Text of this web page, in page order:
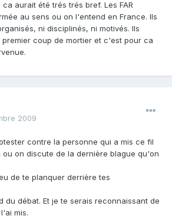
aurait été trés trés bref. Les FAR
au sens ou on l'entend en France. Ils
ni disciplinés, ni motivés. Ils
coup de mortier et c'est pour ca
2009
contre la personne qui a mis ce fil
on discute de la dernière blague qu'on
de te planquer derrière tes
du débat. Et je te serais reconnaissant de
mis.